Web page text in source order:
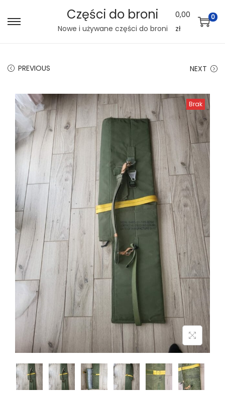
S
i
g
a
t
i
o
n
S
t
e
n
t
Części do broni
Nowe i używane części do broni
0,00
zł
0
PREVIOUS NEXT
Brak